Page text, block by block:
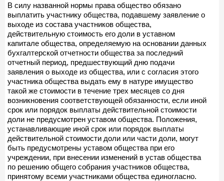
В силу названной нормы права общество обязано
выплатить участнику общества, подавшему заявление о
выходе из состава участников общества,
действительную стоимость его доли в уставном
капитале общества, определяемую на основании данных
бухгалтерской отчетности общества за последний
отчетный период, предшествующий дню подачи
заявления о выходе из общества, или с согласия этого
участника общества выдать ему в натуре имущество
такой же стоимости в течение трех месяцев со дня
возникновения соответствующей обязанности, если иной
срок или порядок выплаты действительной стоимости
доли не предусмотрен уставом общества. Положения,
устанавливающие иной срок или порядок выплаты
действительной стоимости доли или части доли, могут
быть предусмотрены уставом общества при его
учреждении, при внесении изменений в устав общества
по решению общего собрания участников общества,
принятому всеми участниками общества единогласно.